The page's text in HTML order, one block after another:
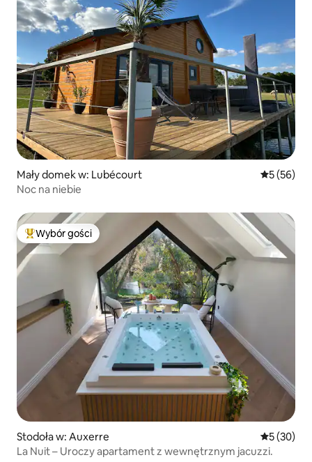
Mały domek w: Lubécourt Średnia
5 (56)
Noc na niebie
Najpopularniejsze z kategorii Wybór gości
Wybór gości
Stodoła w: Auxerre Średnia
5 (30)
La Nuit – Uroczy apartament z wewnętrznym jacuzzi.